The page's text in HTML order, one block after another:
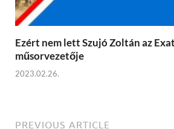
Ezért nem lett Szujó Zoltán az
műsorvezetője
2023.02.26.
PREVIOUS ARTICLE